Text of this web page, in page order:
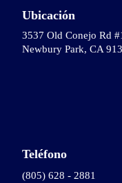
Ubicación
3537 Old Conejo Rd
Newbury Park, CA
Teléfono
(805) 628 - 2881